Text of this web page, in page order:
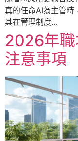
真的任命AI為主管時
其在管理制度…
2026年職
注意事項